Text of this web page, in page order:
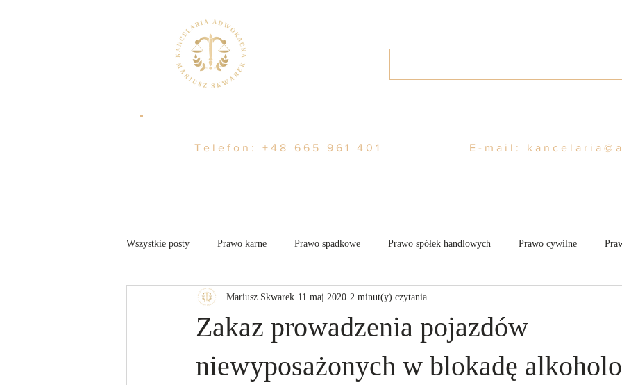
Telefon: +48 665 961 401 E-mail:
Wszystkie posty Prawo karne Prawo spadkowe Prawo spółek handlowych Prawo cywilne
Nieruchomości Aktualności
Zakaz prowadzenia pojazdów
niewyposażonych w blokadę
Mariusz Skwarek 11 maj 2020 2 minut(y) czytania